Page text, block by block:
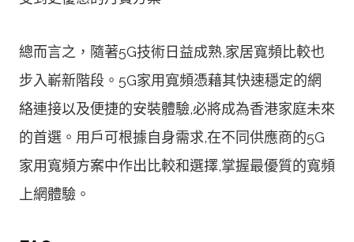
總而言之，隨著5G技術日益成熟,家居寬頻比較也
步入嶄新階段。5G家用寬頻憑藉其快速穩定的網
絡連接以及便捷的安裝體驗,必將成為香港家庭未來
的首選。用戶可根據自身需求,在不同供應商的5G
家用寬頻方案中作出比較和選擇,掌握最優質的寬頻
上網體驗。